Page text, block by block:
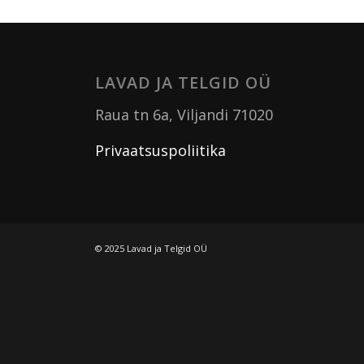
LAVAD JA TELGID OÜ
Raua tn 6a, Viljandi 71020
Privaatsuspoliitika
© 2025 Lavad ja Telgid OÜ